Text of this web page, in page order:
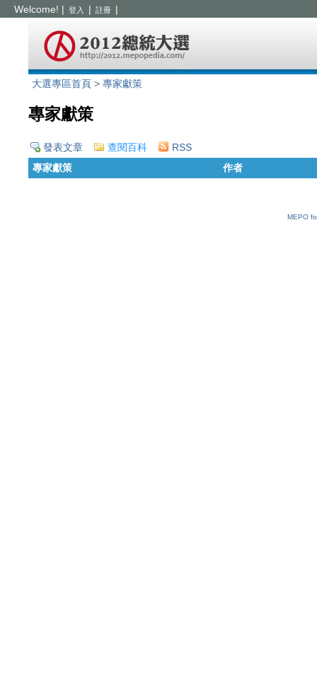
Welcome! | 登入 | 註冊 |
大選專區首頁 > 專家獻策
專家獻策
發表文章 查閱百科
RSS
專家獻策
作者
MEPO